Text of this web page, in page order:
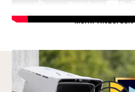
MEHR ANZEIGEN